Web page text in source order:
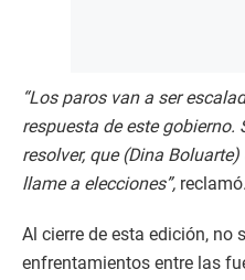
“Los paros van a ser
respuesta de este
resolver, que (Dina
llame a elecciones”, reclamó.
Al cierre de esta edición, no
enfrentamientos entre las